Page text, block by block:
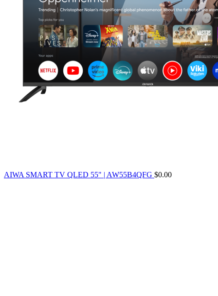
AIWA SMART TV QLED 55" | AW55B4QFG $0.00